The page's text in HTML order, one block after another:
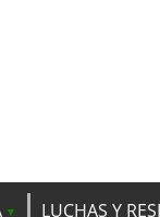
LUCHAS Y